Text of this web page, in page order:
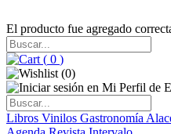
El producto fue agregado
( 0 )
(0)
Libros Vinilos Gastronomía